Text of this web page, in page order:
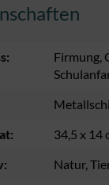
Firmung
34,5 x 14
Natur,